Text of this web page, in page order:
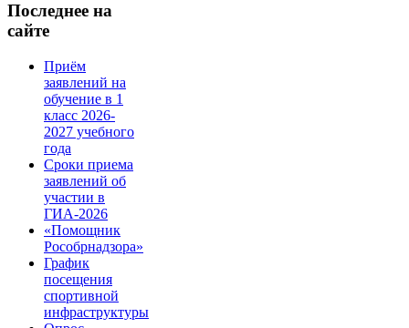
Последнее на
сайте
Приём
заявлений на
обучение в 1
класс 2026-
2027 учебного
года
Сроки приема
заявлений об
участии в
ГИА-2026
«Помощник
Рособрнадзора»
График
посещения
спортивной
инфраструктуры